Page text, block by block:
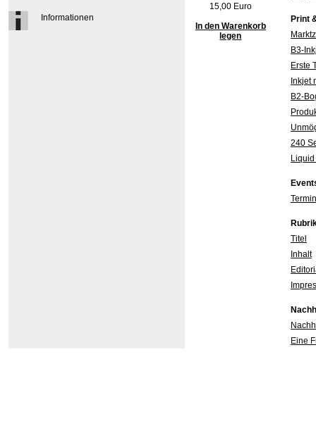
Informationen
15,00 Euro
In den Warenkorb
legen
Print
B3-
Erste
Inkjet
B2-
240
Titel
Inhalt
Eine